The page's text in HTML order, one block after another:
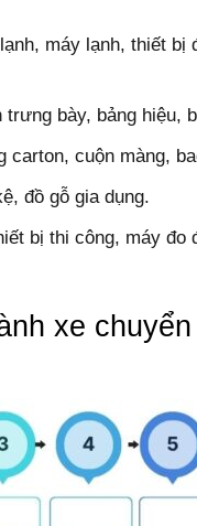
máy lạnh, thiết bị
trưng bày, bảng hiệu,
carton, cuộn màng,
đồ gỗ gia dụng.
bị thi công, máy
xe